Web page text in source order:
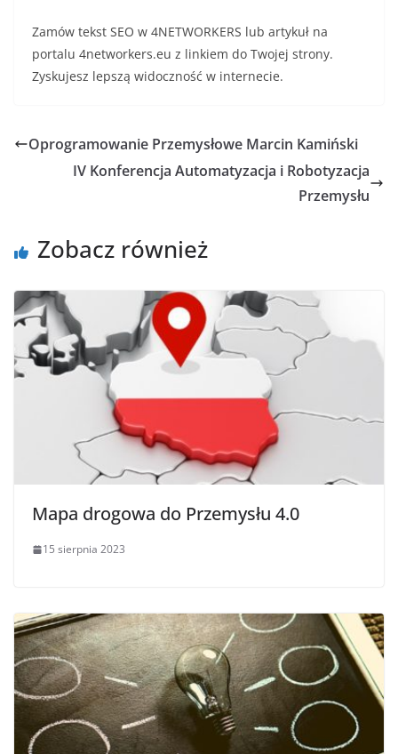
Zamów tekst SEO w 4NETWORKERS lub artykuł na
portalu 4networkers.eu z linkiem do Twojej strony.
Zyskujesz lepszą widoczność w internecie.
Oprogramowanie Przemysłowe Marcin Kamiński
IV Konferencja Automatyzacja i Robotyzacja
Przemysłu
Zobacz również
Mapa drogowa do Przemysłu 4.0
15 sierpnia 2023